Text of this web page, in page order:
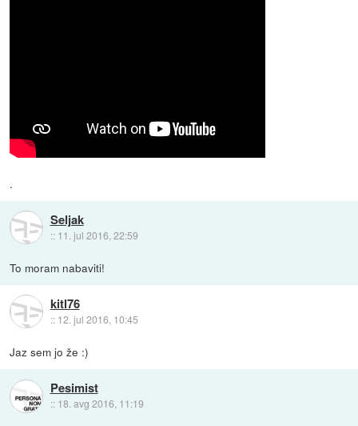
.
Seljak
:: 11. jul 2016, 22:59
To moram nabaviti!
kitl76
:: 12. jul 2016, 10:45
Jaz sem jo že :)
Pesimist
:: 18. avg 2016, 11:19